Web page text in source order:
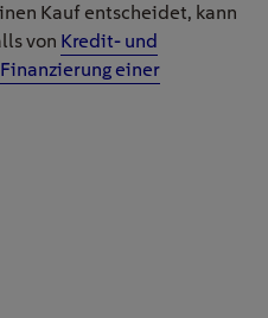
Kauf entscheidet, kann
von Kredit- und
einer